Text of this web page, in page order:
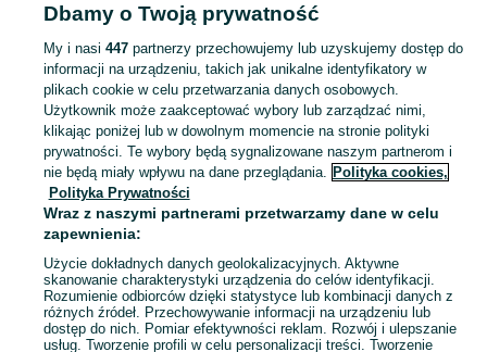
citroen berlingo
Zobacz
Mapa kategorii
Mapa miejscowości
Mapa ministron
Popularne wyszukiwania
Dbamy o Twoją prywatność
My i nasi 447partnerzy przechowujemy lub uzyskujemy dostęp do
informacji na urządzeniu, takich jak unikalne identyfikatory w
plikach cookie w celu przetwarzania danych osobowych.
Użytkownik może zaakceptować wybory lub zarządzać nimi,
klikając poniżej lub w dowolnym momencie na stronie polityki
prywatności. Te wybory będą sygnalizowane naszym partnerom i
nie będą miały wpływu na dane przeglądania. Polityka cookies,
Polityka Prywatności
Wraz z naszymi partnerami przetwarzamy dane w celu
zapewnienia:
Użycie dokładnych danych geolokalizacyjnych. Aktywne
skanowanie charakterystyki urządzenia do celów identyfikacji.
Rozumienie odbiorców dzięki statystyce lub kombinacji danych z
różnych źródeł. Przechowywanie informacji na urządzeniu lub
dostęp do nich. Pomiar efektywności reklam. Rozwój i ulepszanie
usług. Tworzenie profili w celu personalizacji treści. Tworzenie